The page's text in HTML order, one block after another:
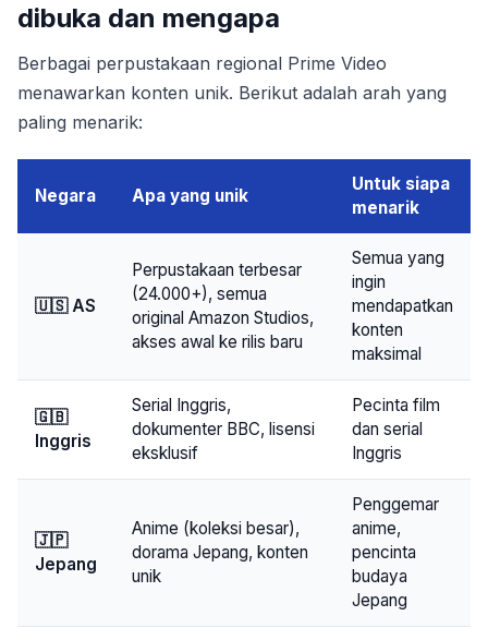
dibuka dan mengapa
Berbagai perpustakaan regional Prime Video
menawarkan konten unik. Berikut adalah arah yang
paling menarik:
Negara Apa yang unik
Untuk siapa
menarik
🇺🇸 AS
Perpustakaan terbesar
(24.000+), semua
original Amazon Studios,
akses awal ke rilis baru
Semua yang
ingin
mendapatkan
konten
maksimal
🇬🇧
Inggris
Serial Inggris,
dokumenter BBC, lisensi
eksklusif
Pecinta film
dan serial
Inggris
🇯🇵
Jepang
Anime (koleksi besar),
dorama Jepang, konten
unik
Penggemar
anime,
pencinta
budaya
Jepang